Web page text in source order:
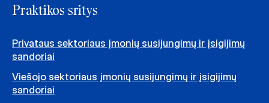
Praktikos sritys
Privataus sektoriaus įmonių susijungimų ir įsigijimų
sandoriai
Viešojo sektoriaus įmonių susijungimų ir įsigijimų
sandoriai